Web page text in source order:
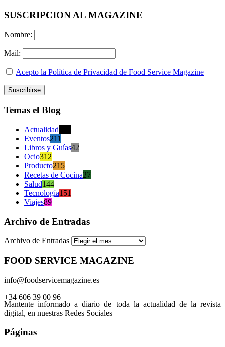
SUSCRIPCION AL MAGAZINE
Nombre:
Mail:
Acepto la Política de Privacidad de Food Service Magazine
Temas el Blog
Actualidad
Eventos211
Libros y Guías42
Ocio312
Producto215
Recetas de Cocina27
Salud144
Tecnología151
Viajes89
Archivo de Entradas
Archivo de Entradas
FOOD SERVICE MAGAZINE
info@foodservicemagazine.es
+34 606 39 00 96
Mantente informado a diario de toda la actualidad de la revista
digital, en nuestras Redes Sociales
Páginas